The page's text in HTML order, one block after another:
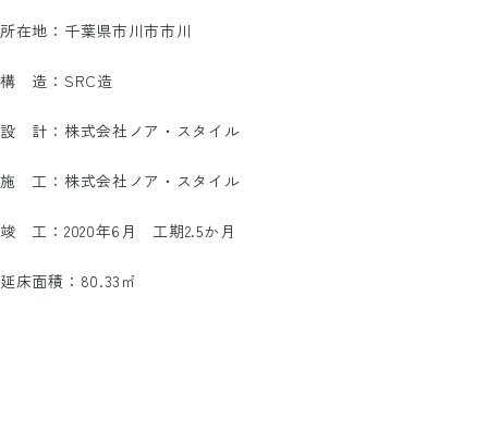
所在地：千葉県市川市市川
構 造：SRC造
設 計：株式会社ノア・スタイル
施 工：株式会社ノア・スタイル
竣 工：2020年6月 工期2.5か月
延床面積：80.33㎡